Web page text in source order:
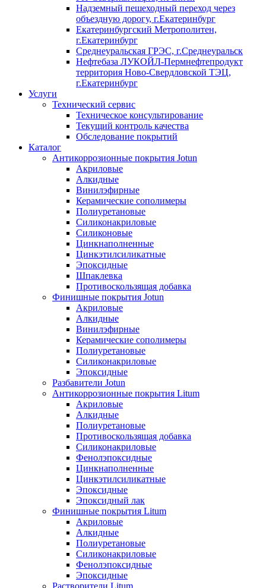
Надземный пешеходный переход через
объездную дорогу, г.Екатеринбург
Екатеринбургский Метрополитен,
г.Екатеринбург
Среднеуральская ГРЭС, г.Среднеуральск
Нефтебаза ЛУКОЙЛ-Пермнефтепродукт
территория Ново-Свердловской ТЭЦ,
г.Екатеринбург
Услуги
Технический сервис
Техническое консультирование
Текущий контроль качества
Обследование покрытий
Каталог
Антикоррозионные покрытия Jotun
Акриловые
Алкидные
Винилэфирные
Керамические сополимеры
Полиуретановые
Силиконакриловые
Силиконовые
Цинкнаполненные
Цинкэтилсиликатные
Эпоксидные
Шпаклевка
Противоскользящая добавка
Финишные покрытия Jotun
Акриловые
Алкидные
Винилэфирные
Керамические сополимеры
Полиуретановые
Силиконакриловые
Эпоксидные
Разбавители Jotun
Антикоррозионные покрытия Litum
Акриловые
Алкидные
Полиуретановые
Противоскользящая добавка
Силиконакриловые
Фенолэпоксидные
Цинкнаполненные
Цинкэтилсиликатные
Эпоксидные
Эпоксидный лак
Финишные покрытия Litum
Акриловые
Алкидные
Полиуретановые
Силиконакриловые
Фенолэпоксидные
Эпоксидные
Растворители Litum